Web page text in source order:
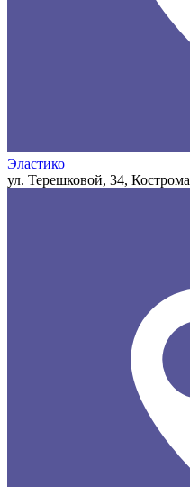
Эластико
ул. Терешковой, 34, Кострома